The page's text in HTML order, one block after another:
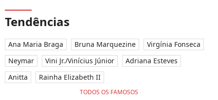
Tendências
Ana Maria Braga Bruna Marquezine
Virgínia Fonseca
Neymar
Vini Jr./Vinícius Júnior
Adriana Esteves
Anitta
Rainha Elizabeth II
TODOS OS FAMOSOS